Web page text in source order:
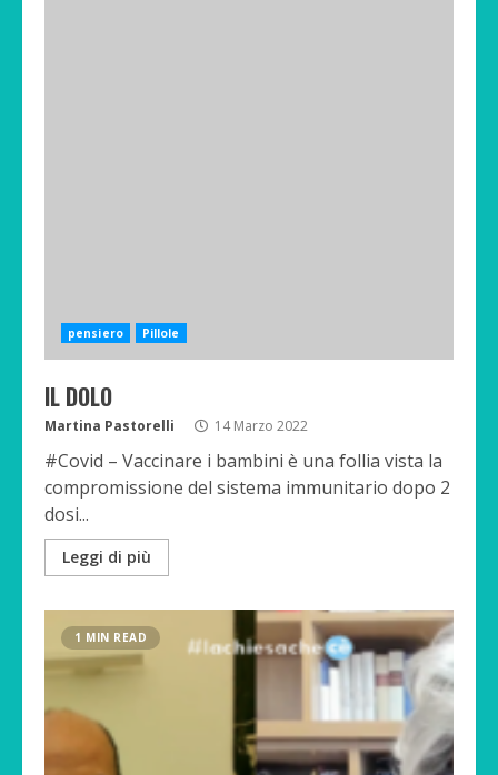
pensiero Pillole
IL DOLO
Martina Pastorelli 14 Marzo 2022
#Covid – Vaccinare i bambini è una follia vista la
compromissione del sistema immunitario dopo 2
dosi...
Leggi di più
1 MIN READ